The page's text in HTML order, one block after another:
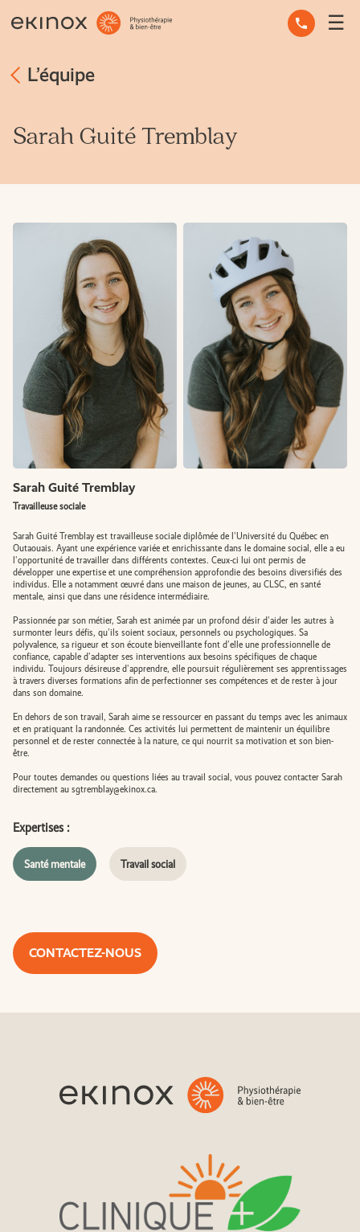
☰
ERGOTHÉRAPIE
OSTÉOPATHIE
AUTRES SERVICES
CONSEILS D’EXPERTS
L’ÉQUIPE
PRENDRE RENDEZ-VOUS
L’équipe
Sarah Guité Tremblay
Sarah Guité Tremblay
Travailleuse sociale
Sarah Guité Tremblay est travailleuse sociale diplômée de l'Université du Québec en
Outaouais. Ayant une expérience variée et enrichissante dans le domaine social, elle a eu
l'opportunité de travailler dans différents contextes. Ceux-ci lui ont permis de
développer une expertise et une compréhension approfondie des besoins diversifiés des
individus. Elle a notamment œuvré dans une maison de jeunes, au CLSC, en santé
mentale, ainsi que dans une résidence intermédiaire.
Passionnée par son métier, Sarah est animée par un profond désir d'aider les autres à
surmonter leurs défis, qu'ils soient sociaux, personnels ou psychologiques. Sa
polyvalence, sa rigueur et son écoute bienveillante font d'elle une professionnelle de
confiance, capable d'adapter ses interventions aux besoins spécifiques de chaque
individu. Toujours désireuse d'apprendre, elle poursuit régulièrement ses apprentissages
à travers diverses formations afin de perfectionner ses compétences et de rester à jour
dans son domaine.
En dehors de son travail, Sarah aime se ressourcer en passant du temps avec les animaux
et en pratiquant la randonnée. Ces activités lui permettent de maintenir un équilibre
personnel et de rester connectée à la nature, ce qui nourrit sa motivation et son bien-
être.
Pour toutes demandes ou questions liées au travail social, vous pouvez contacter Sarah
directement au sgtremblay@ekinox.ca.
Expertises :
Santé mentale Travail social
CONTACTEZ-NOUS